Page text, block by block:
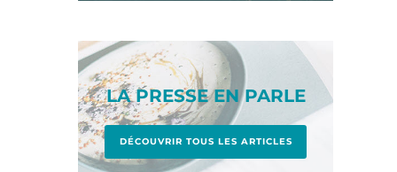
LA PRESSE EN PARLE
DÉCOUVRIR TOUS LES ARTICLES